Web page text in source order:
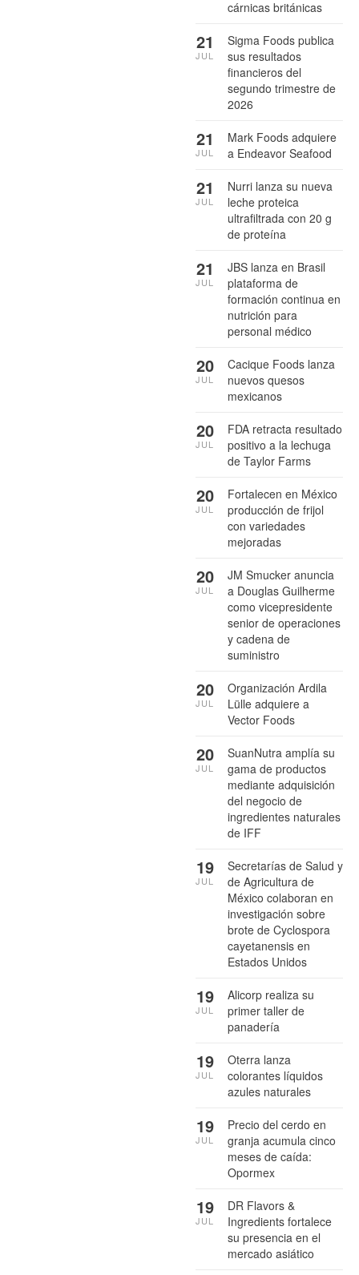
cárnicas británicas
Sigma Foods publica
sus resultados
financieros del
segundo trimestre de
2026
21
JUL
Mark Foods adquiere
a Endeavor Seafood
21
JUL
Nurri lanza su nueva
leche proteica
ultrafiltrada con 20 g
de proteína
21
JUL
JBS lanza en Brasil
plataforma de
formación continua en
nutrición para
personal médico
21
JUL
Cacique Foods lanza
nuevos quesos
mexicanos
20
JUL
FDA retracta resultado
positivo a la lechuga
de Taylor Farms
20
JUL
Fortalecen en México
producción de frijol
con variedades
mejoradas
20
JUL
JM Smucker anuncia
a Douglas Guilherme
como vicepresidente
senior de operaciones
y cadena de
suministro
20
JUL
Organización Ardila
Lülle adquiere a
Vector Foods
20
JUL
SuanNutra amplía su
gama de productos
mediante adquisición
del negocio de
ingredientes naturales
de IFF
20
JUL
Secretarías de Salud y
de Agricultura de
México colaboran en
investigación sobre
brote de Cyclospora
cayetanensis en
Estados Unidos
19
JUL
Alicorp realiza su
primer taller de
panadería
19
JUL
Oterra lanza
colorantes líquidos
azules naturales
19
JUL
Precio del cerdo en
granja acumula cinco
meses de caída:
Opormex
19
JUL
DR Flavors &
Ingredients fortalece
su presencia en el
mercado asiático
19
JUL